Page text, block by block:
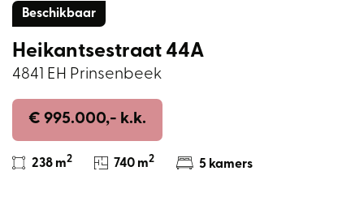
Beschikbaar
Heikantsestraat 44A
4841 EH Prinsenbeek
€ 995.000,- k.k.
238 m2 740 m2 5 kamers